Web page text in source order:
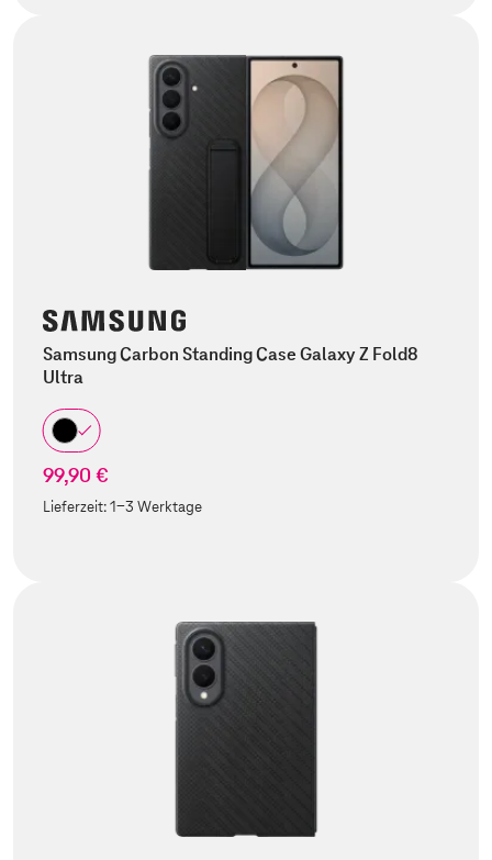
Samsung Carbon Standing Case Galaxy Z Fold8
Ultra
99,90 €
Lieferzeit:1-3 Werktage